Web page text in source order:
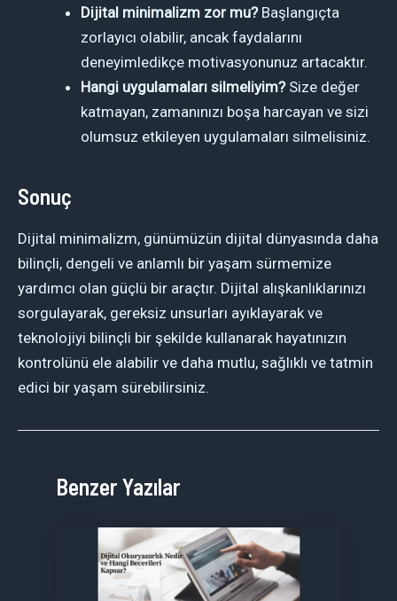
Dijital minimalizm zor mu?Başlangıçta
zorlayıcı olabilir, ancak faydalarını
deneyimledikçe motivasyonunuz artacaktır.
Hangi uygulamaları silmeliyim?Size değer
katmayan, zamanınızı boşa harcayan ve sizi
olumsuz etkileyen uygulamaları silmelisiniz.
Sonuç
Dijital minimalizm, günümüzün dijital dünyasında daha
bilinçli, dengeli ve anlamlı bir yaşam sürmemize
yardımcı olan güçlü bir araçtır. Dijital alışkanlıklarınızı
sorgulayarak, gereksiz unsurları ayıklayarak ve
teknolojiyi bilinçli bir şekilde kullanarak hayatınızın
kontrolünü ele alabilir ve daha mutlu, sağlıklı ve tatmin
edici bir yaşam sürebilirsiniz.
Benzer Yazılar